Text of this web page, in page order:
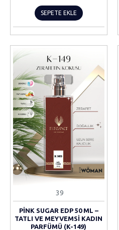
SEPETE EKLE
39
PINK SUGAR EDP 50 ML –
TATLI VE MEYVEMSI KADIN
PARFÜMÜ (K-149)